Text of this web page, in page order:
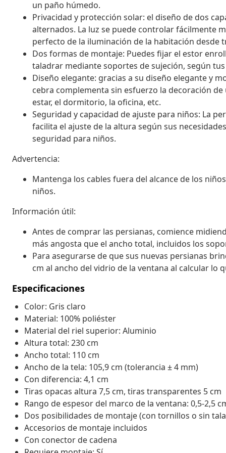
un paño húmedo.
Privacidad y protección solar: el diseño de dos
alternados. La luz se puede controlar fácilmente
perfecto de la iluminación de la habitación desde
Dos formas de montaje: Puedes fijar el estor
taladrar mediante soportes de sujeción, según
Diseño elegante: gracias a su diseño elegante y
cebra complementa sin esfuerzo la decoración
estar, el dormitorio, la oficina, etc.
Seguridad y capacidad de ajuste para niños: La
facilita el ajuste de la altura según sus
seguridad para niños.
Advertencia:
Mantenga los cables fuera del alcance de los
niños.
Información útil:
Antes de comprar las persianas, comience
más angosta que el ancho total, incluidos los
Para asegurarse de que sus nuevas persianas
cm al ancho del vidrio de la ventana al calcular lo
Especificaciones
Color: Gris claro
Material: 100% poliéster
Material del riel superior: Aluminio
Altura total: 230 cm
Ancho total: 110 cm
Ancho de la tela: 105,9 cm (tolerancia ± 4 mm)
Con diferencia: 4,1 cm
Tiras opacas altura 7,5 cm, tiras transparentes 5 cm
Rango de espesor del marco de la ventana: 0,5-2,5
Dos posibilidades de montaje (con tornillos o sin
Accesorios de montaje incluidos
Con conector de cadena